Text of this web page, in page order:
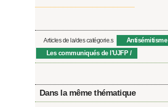
Articles de la/des catégorie.s
Antisémitisme
Les communiqués de l'UJFP
Dans la même thématique